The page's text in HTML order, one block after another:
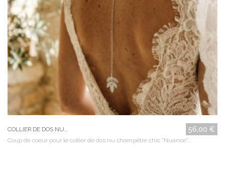
COLLIER DE DOS NU... 56,00 €
Coup de coeur pour le collier de dos nu champêtre chic "Nuance"...